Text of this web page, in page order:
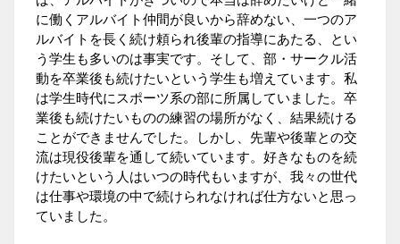
に働くアルバイト仲間が良いから辞めない、一つのア
ルバイトを長く続け頼られ後輩の指導にあたる、とい
う学生も多いのは事実です。そして、部・サークル活
動を卒業後も続けたいという学生も増えています。私
は学生時代にスポーツ系の部に所属していました。卒
業後も続けたいものの練習の場所がなく、結果続ける
ことができませんでした。しかし、先輩や後輩との交
流は現役後輩を通して続いています。好きなものを続
けたいという人はいつの時代もいますが、我々の世代
は仕事や環境の中で続けられなければ仕方ないと思っ
ていました。